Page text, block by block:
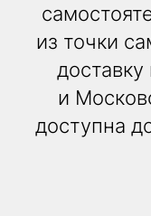
из точки
и
доступна